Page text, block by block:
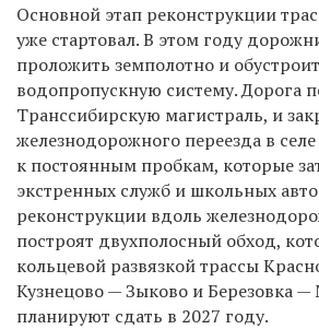
Основной этап реконструкции
уже стартовал.В этом году
проложить земполотно и
водопропускную систему.Дорога
Транссибирскую магистраль, и
железнодорожного переезда в
к постоянным пробкам, которые
экстренных служб и школьных
реконструкции вдоль
построят двухполосный обход,
кольцевой развязкой трассы
Кузнецово — Зыково и Березовка —
планируют сдать в 2027 году.